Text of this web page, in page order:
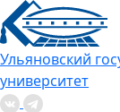
Ульяновский
университет